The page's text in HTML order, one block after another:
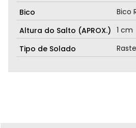
Bico
Bico
Altura do Salto (APROX.) 1 cm
Tipo de Solado